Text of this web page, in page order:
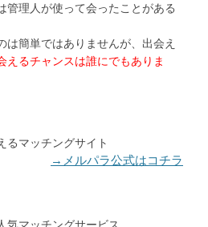
管理人が使って会ったことがある
は簡単ではありませんが、出会え
えるチャンスは誰にでもありま
るマッチングサイト
→メルパラ公式はコチラ
気マッチングサービス